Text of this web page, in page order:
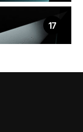
17